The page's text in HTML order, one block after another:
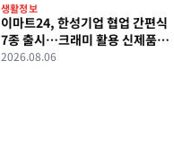
생활정보
이마트24, 한성기업 협업 간편식
7종 출시…크래미 활용 신제품
선보인다
2026.08.06